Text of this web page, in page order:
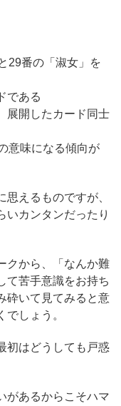
29番の「淑女」を
である
展開したカード同士
意味になる傾向が
えるものですが、
いカンタンだったり
クから、「なんか難
て苦手意識をお持ち
砕いて見てみると意
しょう。
初はどうしても戸惑
があるからこそハマ